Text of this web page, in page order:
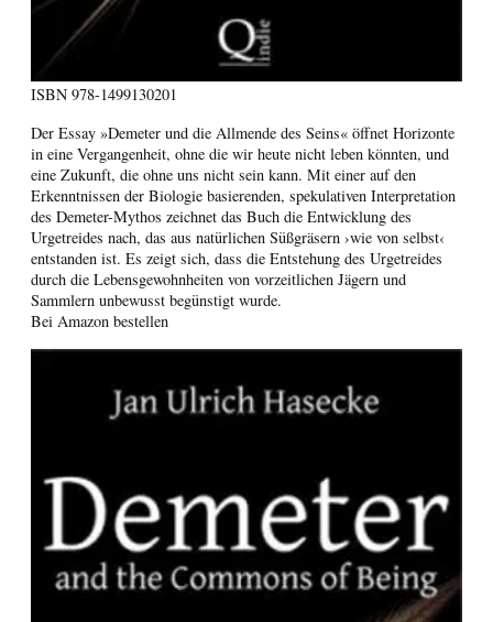
ISBN 978-1499130201
Der Essay »Demeter und die Allmende des Seins« öffnet Horizonte
in eine Vergangenheit, ohne die wir heute nicht leben könnten, und
eine Zukunft, die ohne uns nicht sein kann. Mit einer auf den
Erkenntnissen der Biologie basierenden, spekulativen Interpretation
des Demeter-Mythos zeichnet das Buch die Entwicklung des
Urgetreides nach, das aus natürlichen Süßgräsern ›wie von selbst‹
entstanden ist. Es zeigt sich, dass die Entstehung des Urgetreides
durch die Lebensgewohnheiten von vorzeitlichen Jägern und
Sammlern unbewusst begünstigt wurde.
Bei Amazon bestellen